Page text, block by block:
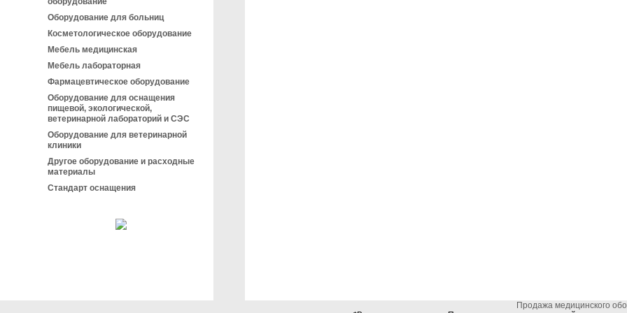
Оборудование для больниц
Косметологическое оборудование
Мебель медицинская
Мебель лабораторная
Фармацевтическое оборудование
Оборудование для оснащения
пищевой, экологической,
ветеринарной лабораторий и СЭС
Оборудование для ветеринарной
клиники
Другое оборудование и расходные
материалы
Стандарт оснащения
Продажа медицинского